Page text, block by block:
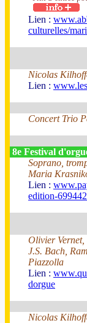
Lien :
culturelles/
Nicolas
Lien :
Concert Trio
8e Festival
Soprano,
Maria
Lien :
edition-
Olivier Vernet,
J.S. Bach,
Piazzolla
Lien :
dorgue
Nicolas